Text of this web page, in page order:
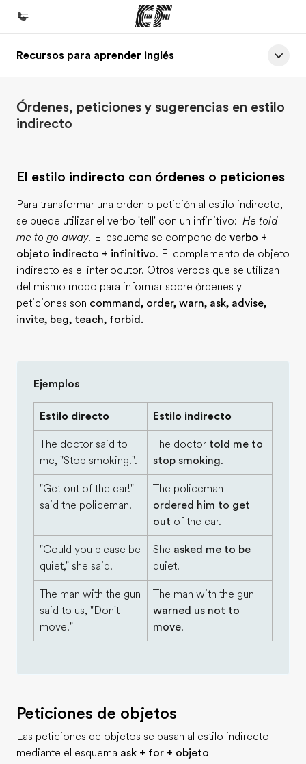
Inicio
Programas
Sobre nosotros
Quiénes somos
Trabajos
Únete al equipo
Recursos para aprender inglés
Órdenes, peticiones y sugerencias en estilo
indirecto
El estilo indirecto con órdenes o peticiones
Para transformar una orden o petición al estilo indirecto,
se puede utilizar el verbo 'tell' con un infinitivo: He told
me to go away. El esquema se compone de verbo +
objeto indirecto + infinitivo. El complemento de objeto
indirecto es el interlocutor. Otros verbos que se utilizan
del mismo modo para informar sobre órdenes y
peticiones son command, order, warn, ask, advise,
invite, beg, teach, forbid.
Ejemplos
Estilo directo Estilo indirecto
The doctor said to
me, "Stop smoking!".
The doctor told me to
stop smoking.
"Get out of the car!"
said the policeman.
The policeman
ordered him to get
out of the car.
"Could you please be
quiet," she said.
She asked me to be
quiet.
The man with the gun
said to us, "Don't
move!"
The man with the gun
warned us not to
move.
Peticiones de objetos
Las peticiones de objetos se pasan al estilo indirecto
mediante el esquema ask + for + objeto